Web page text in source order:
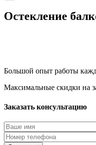
Остекление
Большой опыт работы
Максимальные скидки на
Заказать консультацию